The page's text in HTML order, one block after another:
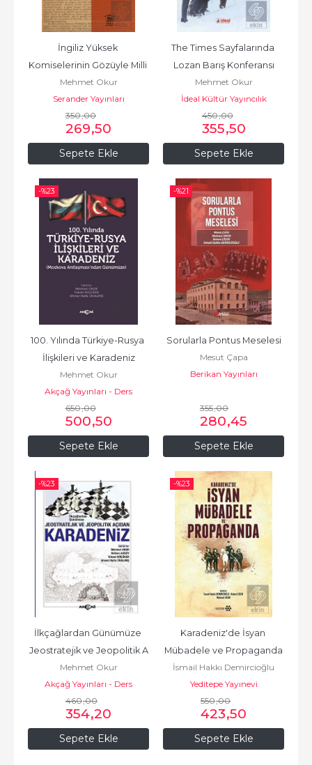
Sepete Ekle
İngiliz Yüksek
Komiselerinin Gözüyle Milli
Mücadele 1918-1920
Mehmet Okur
Serander Yayınları
350,00
269,50
Sepete Ekle
The Times Sayfalarında
Lozan Barış Konferansı
Mehmet Okur
İdeal Kültür Yayıncılık
450,00
355,50
-%23
Sepete Ekle
100. Yılında Türkiye-Rusya
İlişkileri ve Karadeniz
Mehmet Okur
Akçağ Yayınları - Ders
Kitapları
650,00
500,50
-%21
Sepete Ekle
Sorularla Pontus Meselesi
Mesut Çapa
Berikan Yayınları
355,00
280,45
-%23
Sepete Ekle
İlkçağlardan Günümüze
Jeostratejik ve Jeopolitik A
Mehmet Okur
Akçağ Yayınları - Ders
Kitapları
460,00
354,20
-%23
Sepete Ekle
Karadeniz'de İsyan
Mübadele ve Propaganda
İsmail Hakkı Demircioğlu
Yeditepe Yayınevi
550,00
423,50